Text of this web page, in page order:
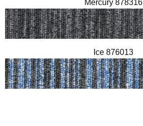
Mercury 878316
Ice 876013